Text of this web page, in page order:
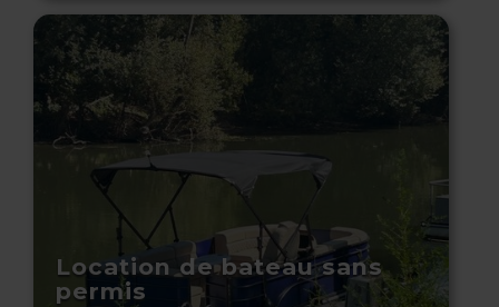
Location de bateau sans
permis